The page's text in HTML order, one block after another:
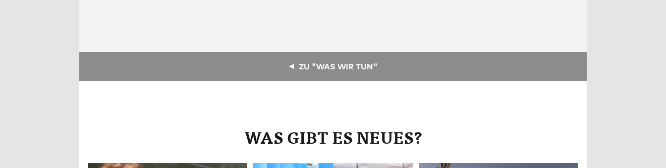
ZU "WAS WIR TUN"
WAS GIBT ES NEUES?